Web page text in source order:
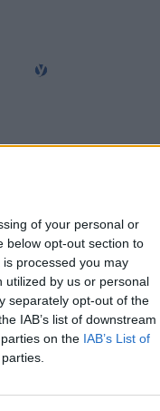
of your personal or
below opt-out section to
processed you may
utilized by us or personal
separately opt-out of the
IAB’s list of downstream
on the IAB’s List of